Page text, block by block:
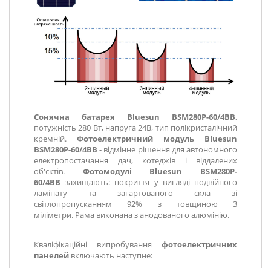
Сонячна батарея Bluesun BSM280P-60/4BB,
потужність 280 Вт, напруга 24В, тип полікристалічний
кремній. Фотоелектричний модуль Bluesun
BSM280P-60/4BB - відмінне рішення для автономного
електропостачання дач, котеджів і віддалених
об'єктів.
Фотомодулі Bluesun BSM280P-
60/4BB захищають: покриття у вигляді подвійного
ламінату та загартованого скла зі
світлопропусканням 92% з товщиною 3
міліметри. Рама виконана з анодованого алюмінію.
Кваліфікаційні випробування фотоелектричних
панелей включають наступне: